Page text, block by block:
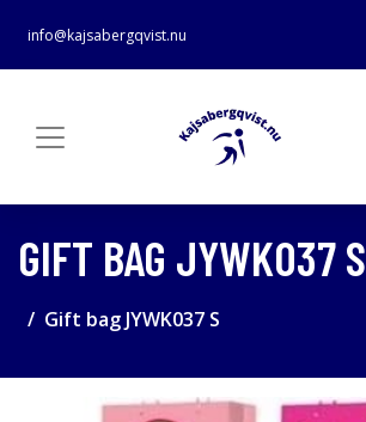
info@kajsabergqvist.nu
GIFT BAG JYWK037 S
Gift bag JYWK037 S